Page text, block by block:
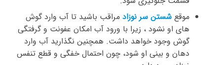
موقع شستن سر نوزاد مراقب باشید تا آب وارد گوش
های او نشود ، زیرا با ورود آب امکان عفونت و گرفتگی
گوش وجود خواهد داشت. همچنین نگذارید آب وارد
دهان و بینی او شود، چون احتمال خفگی و قطع تنفس